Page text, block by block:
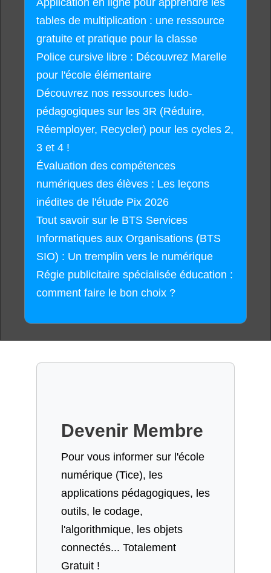
tables de multiplication : une ressource
gratuite et pratique pour la classe
Police cursive libre : Découvrez Marelle
pour l'école élémentaire
Découvrez nos ressources ludo-
pédagogiques sur les 3R (Réduire,
Réemployer, Recycler) pour les cycles 2,
3 et 4 !
Évaluation des compétences
numériques des élèves : Les leçons
inédites de l'étude Pix 2026
Tout savoir sur le BTS Services
Informatiques aux Organisations (BTS
SIO) : Un tremplin vers le numérique
Régie publicitaire spécialisée éducation :
comment faire le bon choix ?
Devenir Membre
Pour vous informer sur l'école
numérique (Tice), les
applications pédagogiques, les
outils, le codage,
l'algorithmique, les objets
connectés... Totalement
Gratuit !